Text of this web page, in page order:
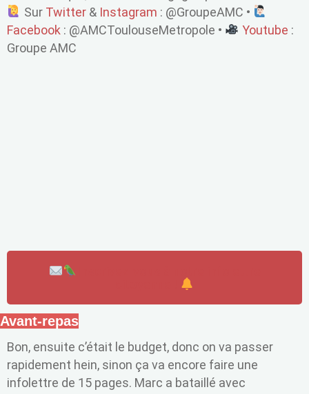
Sur Twitter& Instagram : @GroupeAMC •
Facebook : @AMCToulouseMetropole • Youtube :
Groupe AMC
Avant-repas
Bon, ensuite c’était le budget, donc on va passer
rapidement hein, sinon ça va encore faire une
infolettre de 15 pages. Marc a bataillé avec